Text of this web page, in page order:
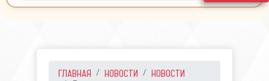
ГЛАВНАЯ НОВОСТИ НОВОСТИ